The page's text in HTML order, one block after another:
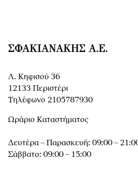
ΣΦΑΚΙΑΝΆΚΗΣ Α.Ε.
Λ. Κηφισού 36
12133 Περιστέρι
Τηλέφωνο 2105787930
Ωράριο Καταστήματος
Δευτέρα – Παρασκευή: 09:00 –
Σάββατο: 09:00 – 15:00